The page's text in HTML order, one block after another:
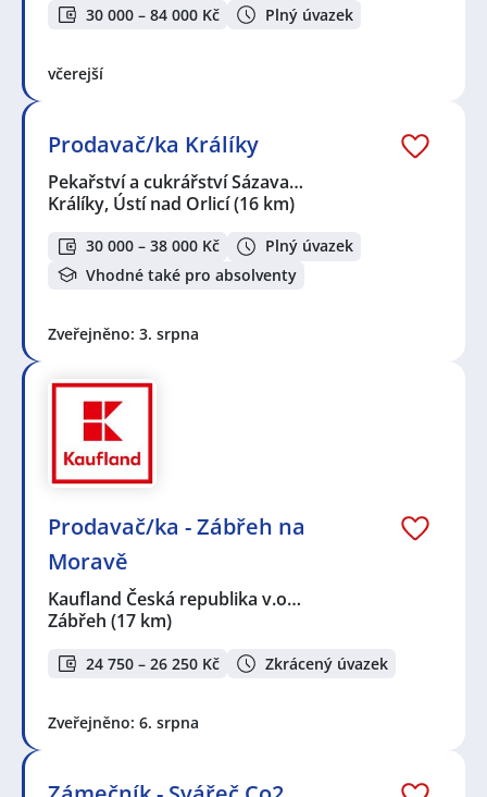
30 000 – 84 000 Kč Plný úvazek
včerejší
Prodavač/ka Králíky
Pekařství a cukrářství Sázava…
Králíky, Ústí nad Orlicí(16 km)
30 000 – 38 000 Kč
Plný úvazek
Vhodné také pro absolventy
Zveřejněno: 3. srpna
Prodavač/ka - Zábřeh na
Moravě
Kaufland Česká republika v.o…
Zábřeh (17 km)
24 750 – 26 250 Kč Zkrácený úvazek
Zveřejněno: 6. srpna